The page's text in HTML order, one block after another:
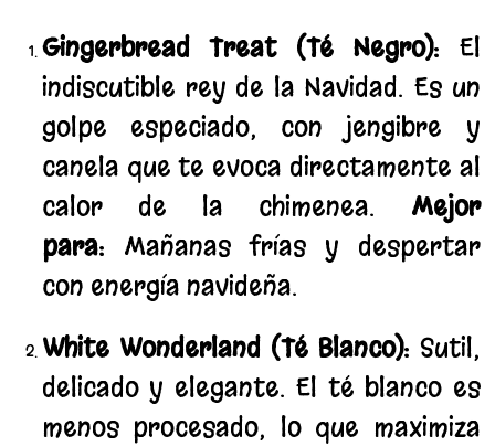
Gingerbread Treat (Té Negro): El
indiscutible rey de la Navidad. Es un
golpe especiado, con jengibre y
canela que te evoca directamente al
calor de la chimenea. Mejor
para: Mañanas frías y despertar
con energía navideña.
White Wonderland (Té Blanco): Sutil,
delicado y elegante. El té blanco es
menos procesado, lo que maximiza